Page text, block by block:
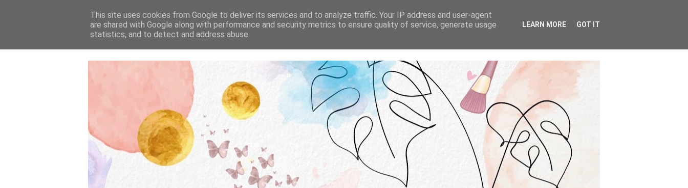
STRONA GŁÓWNA O MNIE WSPÓŁPRACA
This site uses cookies from Google to deliver its services and to analyze traffic. Your IP address and user-agent
are shared with Google along with performance and security metrics to ensure quality of service, generate usage
statistics, and to detect and address abuse.
LEARN MORE GOT IT